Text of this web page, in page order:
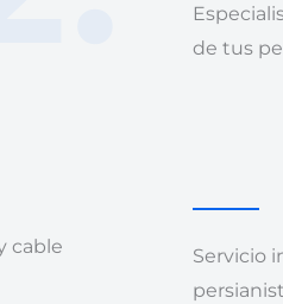
de tus
cable
Servicio